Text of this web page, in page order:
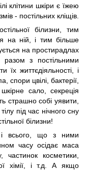
клітини шкіри є їжею
- постільних кліщів.
білизни, тим
на ній, і тим більше
на простирадлах
з постільними
їх життєдіяльності, і
спори цвілі, бактерії,
сало, секреція
страшно собі уявити,
під час нічного сну
білизни!
і всього, що з ними
часу осідає маса
частинок косметики,
хімії, і т.д. А якщо